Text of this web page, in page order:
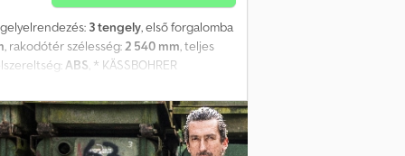
3 tengely, első forgalomba
, rakodótér szélesség:2 540 mm, teljes
ABS, * KÄSSBOHRER
* 1 db kormányozható tengely * EG –
adat a legjobb tudásunk szerint, de